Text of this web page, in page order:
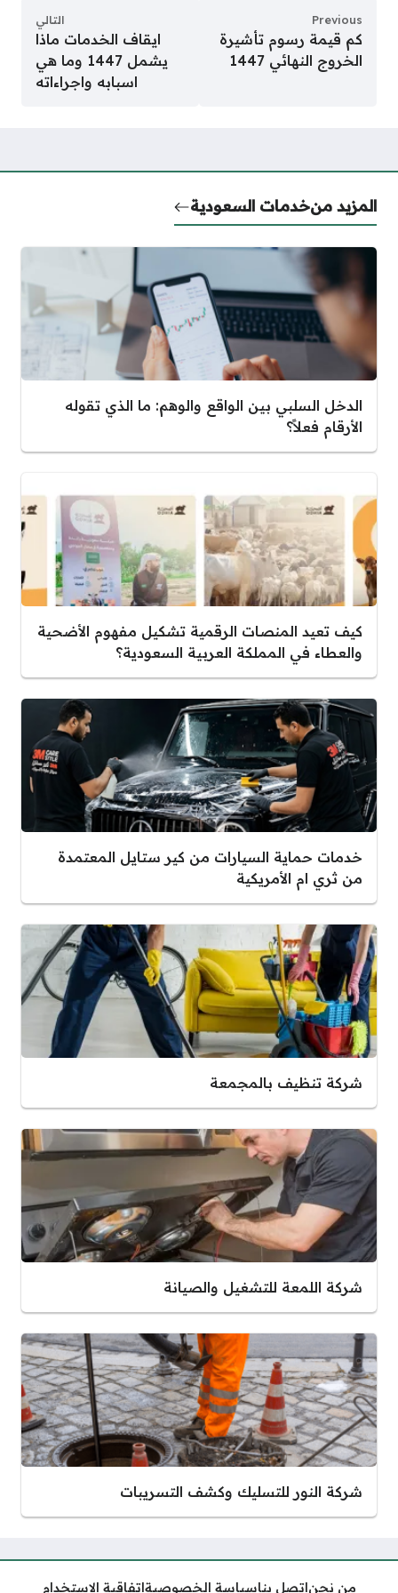
Previous
كم قيمة رسوم تأشيرة
الخروج النهائي 1447
التالي
ايقاف الخدمات ماذا
يشمل 1447 وما هي
اسبابه واجراءاته
المزيد منخدمات السعودية
الدخل السلبي بين الواقع والوهم: ما الذي تقوله
الأرقام فعلاً؟
كيف تعيد المنصات الرقمية تشكيل مفهوم الأضحية
والعطاء في المملكة العربية السعودية؟
خدمات حماية السيارات من كير ستايل المعتمدة
من ثري ام الأمريكية
شركة تنظيف بالمجمعة
شركة اللمعة للتشغيل والصيانة
شركة النور للتسليك وكشف التسريبات
من نحن اتصل بناسياسة الخصوصية اتفاقية الاستخدام